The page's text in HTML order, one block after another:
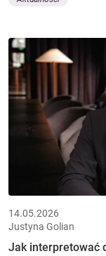
14.05.2026
Justyna Golian
Jak interpretować